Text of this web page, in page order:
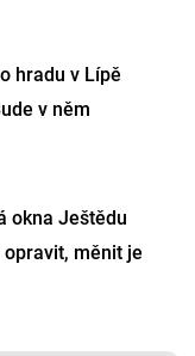
hradu v Lípě
v něm
okna Ještědu
měnit je